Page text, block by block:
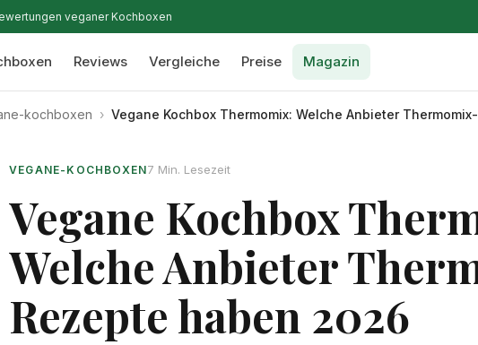
veganer Kochboxen
Reviews Vergleiche Preise Magazin
kochboxen › Vegane Kochbox Thermomix: Welche Anbieter
VEGANE-KOCHBOXEN7 Min. Lesezeit
Vegane Kochbox
Welche Anbieter
Rezepte haben 2026